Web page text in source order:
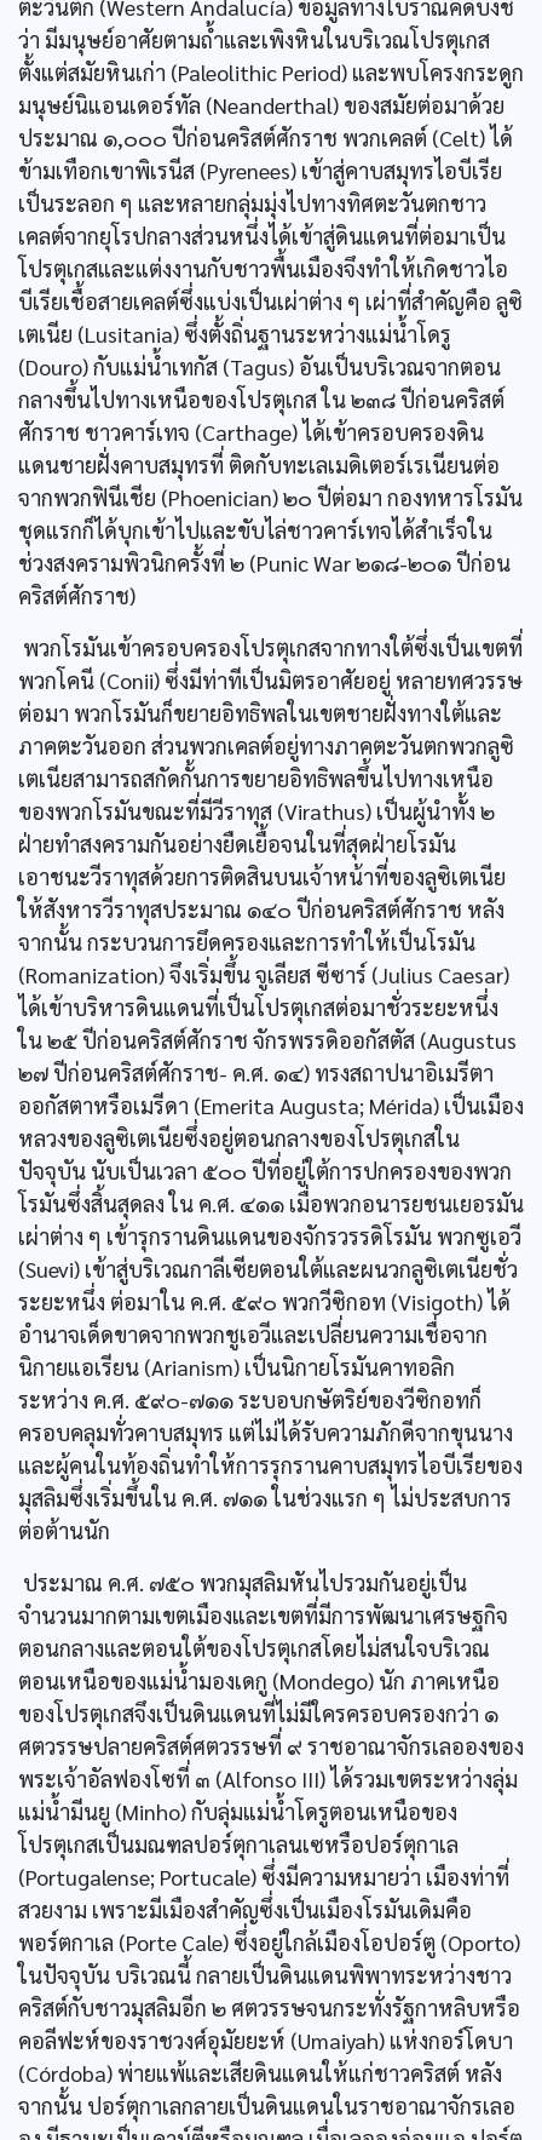
ตะวันตก (Western Andalucía) ข้อมูลทางโบราณคดีบ่งชี้
ว่า มีมนุษย์อาศัยตามถํ้าและเพิงหินในบริเวณโปรตุเกส
ตั้งแต่สมัยหินเก่า (Paleolithic Period) และพบโครงกระดูก
มนุษย์นิแอนเดอร์ทัล (Neanderthal) ของสมัยต่อมาด้วย
ประมาณ ๑,๐๐๐ ปีก่อนคริสต์ศักราช พวกเคลต์ (Celt) ได้
ข้ามเทือกเขาพิเรนีส (Pyrenees) เข้าสู่คาบสมุทรไอบีเรีย
เป็นระลอก ๆ และหลายกลุ่มมุ่งไปทางทิศตะวันตกชาว
เคลต์จากยุโรปกลางส่วนหนึ่งได้เข้าสู่ดินแดนที่ต่อมาเป็น
โปรตุเกสและแต่งงานกับชาวพื้นเมืองจึงทำให้เกิดชาวไอ
บีเรียเชื้อสายเคลต์ซึ่งแบ่งเป็นเผ่าต่าง ๆ เผ่าที่สำคัญคือ ลูซิ
เตเนีย (Lusitania) ซึ่งตั้งถิ่นฐานระหว่างแม่นํ้าโดรู
(Douro) กับแม่นํ้าเทกัส (Tagus) อันเป็นบริเวณจากตอน
กลางขึ้นไปทางเหนือของโปรตุเกส ใน ๒๓๘ ปีก่อนคริสต์
ศักราช ชาวคาร์เทจ (Carthage) ได้เข้าครอบครองดิน
แดนชายฝั่งคาบสมุทรที่ ติดกับทะเลเมดิเตอร์เรเนียนต่อ
จากพวกฟินีเชีย (Phoenician) ๒๐ ปีต่อมา กองทหารโรมัน
ชุดแรกก็ได้บุกเข้าไปและขับไล่ชาวคาร์เทจได้สำเร็จใน
ช่วงสงครามพิวนิกครั้งที่ ๒ (Punic War ๒๑๘-๒๐๑ ปีก่อน
คริสต์ศักราช)
พวกโรมันเข้าครอบครองโปรตุเกสจากทางใต้ซึ่งเป็นเขตที่
พวกโคนี (Conii) ซึ่งมีท่าทีเป็นมิตรอาศัยอยู่ หลายทศวรรษ
ต่อมา พวกโรมันก็ขยายอิทธิพลในเขตชายฝั่งทางใต้และ
ภาคตะวันออก ส่วนพวกเคลต์อยู่ทางภาคตะวันตกพวกลูซิ
เตเนียสามารถสกัดกั้นการขยายอิทธิพลขึ้นไปทางเหนือ
ของพวกโรมันขณะที่มีวีราทุส (Virathus) เป็นผู้นำทั้ง ๒
ฝ่ายทำสงครามกันอย่างยืดเยื้อจนในที่สุดฝ่ายโรมัน
เอาชนะวีราทุสด้วยการติดสินบนเจ้าหน้าที่ของลูซิเตเนีย
ให้สังหารวีราทุสประมาณ ๑๔๐ ปีก่อนคริสต์ศักราช หลัง
จากนั้น กระบวนการยึดครองและการทำให้เป็นโรมัน
(Romanization) จึงเริ่มขึ้น จูเลียส ซีซาร์ (Julius Caesar)
ได้เข้าบริหารดินแดนที่เป็นโปรตุเกสต่อมาชั่วระยะหนึ่ง
ใน ๒๕ ปีก่อนคริสต์ศักราช จักรพรรดิออกัสตัส (Augustus
๒๗ ปีก่อนคริสต์ศักราช- ค.ศ. ๑๔) ทรงสถาปนาอิเมรีตา
ออกัสตาหรือเมรีดา (Emerita Augusta; Mérida) เป็นเมือง
หลวงของลูซิเตเนียซึ่งอยู่ตอนกลางของโปรตุเกสใน
ปัจจุบัน นับเป็นเวลา ๕๐๐ ปีที่อยู่ใต้การปกครองของพวก
โรมันซึ่งสิ้นสุดลง ใน ค.ศ. ๔๑๑ เมื่อพวกอนารยชนเยอรมัน
เผ่าต่าง ๆ เข้ารุกรานดินแดนของจักรวรรดิโรมัน พวกซูเอวี
(Suevi) เข้าสู่บริเวณกาลีเซียตอนใต้และผนวกลูซิเตเนียชั่ว
ระยะหนึ่ง ต่อมาใน ค.ศ. ๕๙๐ พวกวีซิกอท (Visigoth) ได้
อำนาจเด็ดขาดจากพวกชูเอวีและเปลี่ยนความเชื่อจาก
นิกายแอเรียน (Arianism) เป็นนิกายโรมันคาทอลิก
ระหว่าง ค.ศ. ๕๙๐-๗๑๑ ระบอบกษัตริย์ของวีซิกอทก็
ครอบคลุมทั่วคาบสมุทร แต่ไม่ได้รับความภักดีจากขุนนาง
และผู้คนในท้องถิ่นทำให้การรุกรานคาบสมุทรไอบีเรียของ
มุสลิมซึ่งเริ่มขึ้นใน ค.ศ. ๗๑๑ ในช่วงแรก ๆ ไม่ประสบการ
ต่อต้านนัก
ประมาณ ค.ศ. ๗๕๐ พวกมุสลิมหันไปรวมกันอยู่เป็น
จำนวนมากตามเขตเมืองและเขตที่มีการพัฒนาเศรษฐกิจ
ตอนกลางและตอนใต้ของโปรตุเกสโดยไม่สนใจบริเวณ
ตอนเหนือของแม่นํ้ามองเดกู (Mondego) นัก ภาคเหนือ
ของโปรตุเกสจึงเป็นดินแดนที่ไม่มีใครครอบครองกว่า ๑
ศตวรรษปลายคริสต์ศตวรรษที่ ๙ ราชอาณาจักรเลอองของ
พระเจ้าอัลฟองโซที่ ๓ (Alfonso III) ได้รวมเขตระหว่างลุ่ม
แม่นํ้ามีนยู (Minho) กับลุ่มแม่นํ้าโดรูตอนเหนือของ
โปรตุเกสเป็นมณฑลปอร์ตุกาเลนเซหรือปอร์ตุกาเล
(Portugalense; Portucale) ซึ่งมีความหมายว่า เมืองท่าที่
สวยงาม เพราะมีเมืองสำคัญซึ่งเป็นเมืองโรมันเดิมคือ
พอร์ตกาเล (Porte Cale) ซึ่งอยู่ใกล้เมืองโอปอร์ตู (Oporto)
ในปัจจุบัน บริเวณนี้ กลายเป็นดินแดนพิพาทระหว่างชาว
คริสต์กับชาวมุสลิมอีก ๒ ศตวรรษจนกระทั่งรัฐกาหลิบหรือ
คอลีฟะห์ของราชวงศ์อุมัยยะห์ (Umaiyah) แห่งกอร์โดบา
(Córdoba) พ่ายแพ้และเสียดินแดนให้แก่ชาวคริสต์ หลัง
จากนั้น ปอร์ตุกาเลกลายเป็นดินแดนในราชอาณาจักรเลอ